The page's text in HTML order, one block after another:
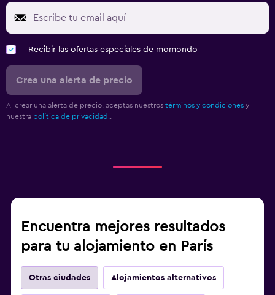
Recibir las ofertas especiales de momondo
Crea una alerta de precio
Al crear una alerta de precio, aceptas nuestros términos y condiciones y
nuestra política de privacidad.
Encuentra mejores resultados
para tu alojamiento en París
Otras ciudades Alojamientos alternativos